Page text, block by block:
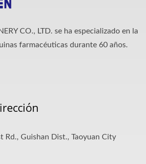
CO., LTD. se ha especializado en la
farmacéuticas durante 60 años.
Rd., Guishan Dist., Taoyuan City